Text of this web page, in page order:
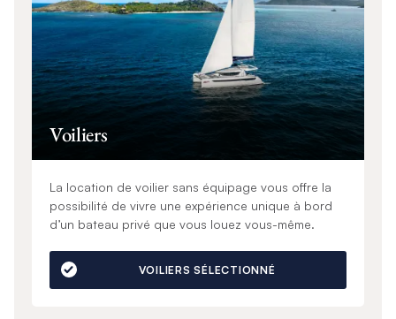
Voiliers
La location de voilier sans équipage vous offre la
possibilité de vivre une expérience unique à bord
d’un bateau privé que vous louez vous-même.
VOILIERS SÉLECTIONNÉ